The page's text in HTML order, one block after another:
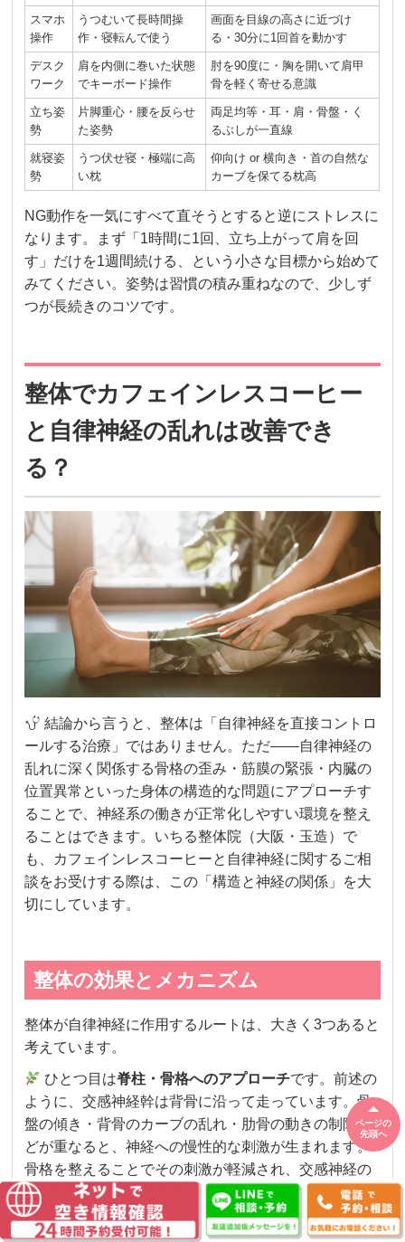
スマホ
操作
うつむいて長時間操
作・寝転んで使う
画面を目線の高さに近づけ
る・30分に1回首を動かす
デスク
ワーク
肩を内側に巻いた状態
でキーボード操作
肘を90度に・胸を開いて肩甲
骨を軽く寄せる意識
立ち姿
勢
片脚重心・腰を反らせ
た姿勢
両足均等・耳・肩・骨盤・く
るぶしが一直線
就寝姿
勢
うつ伏せ寝・極端に高
い枕
仰向け or 横向き・首の自然な
カーブを保てる枕高
NG動作を一気にすべて直そうとすると逆にストレスに
なります。まず「1時間に1回、立ち上がって肩を回
す」だけを1週間続ける、という小さな目標から始めて
みてください。姿勢は習慣の積み重ねなので、少しず
つが長続きのコツです。
整体でカフェインレスコーヒー
と自律神経の乱れは改善でき
る？
結論から言うと、整体は「自律神経を直接コントロ
ールする治療」ではありません。ただ——自律神経の
乱れに深く関係する骨格の歪み・筋膜の緊張・内臓の
位置異常といった身体の構造的な問題にアプローチす
ることで、神経系の働きが正常化しやすい環境を整え
ることはできます。いちる整体院（大阪・玉造）で
も、カフェインレスコーヒーと自律神経に関するご相
談をお受けする際は、この「構造と神経の関係」を大
切にしています。
整体の効果とメカニズム
整体が自律神経に作用するルートは、大きく3つあると
考えています。
ひとつ目は脊柱・骨格へのアプローチです。前述の
ように、交感神経幹は背骨に沿って走っています。骨
盤の傾き・背骨のカーブの乱れ・肋骨の動きの制限な
どが重なると、神経への慢性的な刺激が生まれます。
骨格を整えることでその刺激が軽減され、交感神経の
過剰な興奮がおさまりやすくなるのです。
ふたつ目は筋膜・筋肉へのアプローチ。筋膜は全身を
ページの
先頭へ